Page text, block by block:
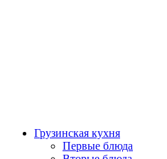
Грузинская кухня
Первые блюда